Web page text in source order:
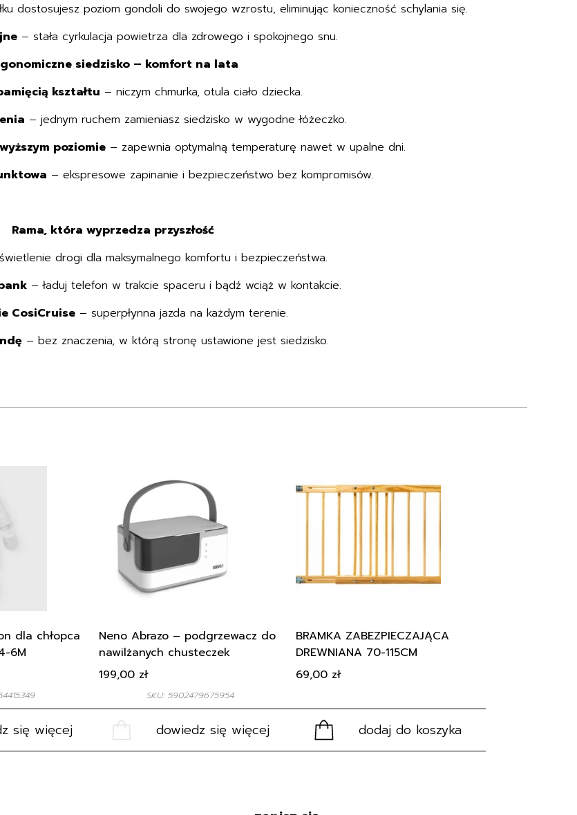
dostosujesz poziom gondoli do swojego wzrostu, eliminując konieczność schylania się.
– stała cyrkulacja powietrza dla zdrowego i spokojnego snu.
siedzisko – komfort na lata
kształtu – niczym chmurka, otula ciało dziecka.
– jednym ruchem zamieniasz siedzisko w wygodne łóżeczko.
poziomie – zapewnia optymalną temperaturę nawet w upalne dni.
– ekspresowe zapinanie i bezpieczeństwo bez kompromisów.
Rama, która wyprzedza przyszłość
drogi dla maksymalnego komfortu i bezpieczeństwa.
– ładuj telefon w trakcie spaceru i bądź wciąż w kontakcie.
CosiCruise – superpłynna jazda na każdym terenie.
– bez znaczenia, w którą stronę ustawione jest siedzisko.
dla chłopca
6M
się więcej
Neno Abrazo – podgrzewacz do
nawilżanych chusteczek
SKU: 5902479675954
199,00 zł
dowiedz się więcej
BRAMKA ZABEZPIECZAJĄCA
DREWNIANA 70-115CM
69,00 zł
dodaj do koszyka